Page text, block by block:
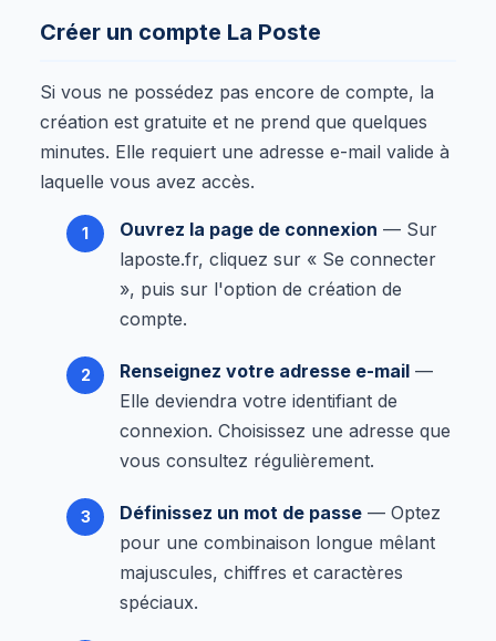
Créer un compte La Poste
Si vous ne possédez pas encore de compte, la
création est gratuite et ne prend que quelques
minutes. Elle requiert une adresse e-mail valide à
laquelle vous avez accès.
Ouvrez la page de connexion — Sur
laposte.fr, cliquez sur « Se connecter
», puis sur l'option de création de
compte.
Renseignez votre adresse e-mail —
Elle deviendra votre identifiant de
connexion. Choisissez une adresse que
vous consultez régulièrement.
Définissez un mot de passe — Optez
pour une combinaison longue mêlant
majuscules, chiffres et caractères
spéciaux.